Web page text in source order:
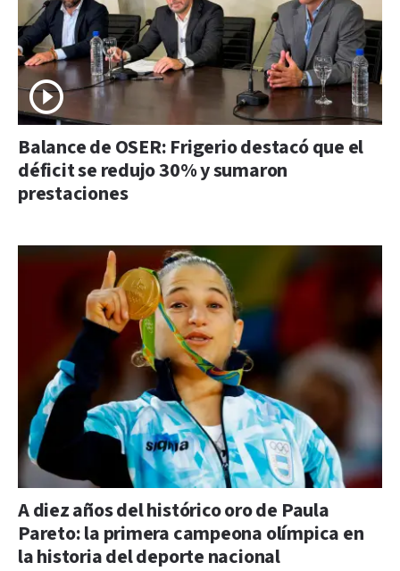
Balance de OSER: Frigerio destacó que el
déficit se redujo 30% y sumaron
prestaciones
A diez años del histórico oro de Paula
Pareto: la primera campeona olímpica en
la historia del deporte nacional